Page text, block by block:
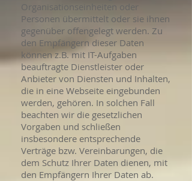
Organisationseinheiten oder
Personen übermittelt oder sie ihnen
gegenüber offengelegt werden. Zu
den Empfängern dieser Daten
können z.B. mit IT-Aufgaben
beauftragte Dienstleister oder
Anbieter von Diensten und Inhalten,
die in eine Webseite eingebunden
werden, gehören. In solchen Fall
beachten wir die gesetzlichen
Vorgaben und schließen
insbesondere entsprechende
Verträge bzw. Vereinbarungen, die
dem Schutz Ihrer Daten dienen, mit
den Empfängern Ihrer Daten ab.